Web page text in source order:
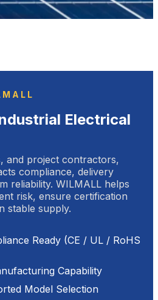
Electrical
and project contractors,
compliance, delivery
reliability. WILMALL helps
risk, ensure certification
stable supply.
Ready (CE / UL / RoHS
Capability
Model Selection